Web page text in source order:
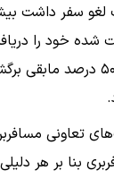
۹۰ درصد وجه
۵۰ درصد وجه پرداخت شده به
تعاونی
بنا بر هر